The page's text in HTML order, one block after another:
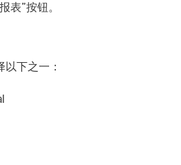
表”按钮。
下之一：